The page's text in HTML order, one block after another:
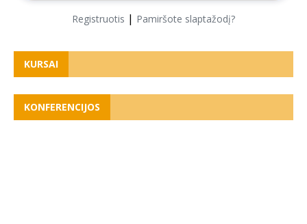
Registruotis | Pamiršote slaptažodį?
KURSAI
KONFERENCIJOS